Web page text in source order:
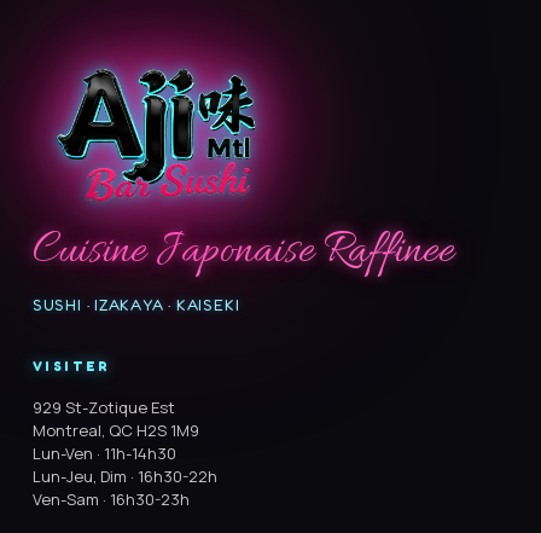
Cuisine Japonaise Raffinee
SUSHI · IZAKAYA · KAISEKI
VISITER
929 St-Zotique Est
Montreal, QC H2S 1M9
Lun-Ven · 11h-14h30
Lun-Jeu, Dim · 16h30-22h
Ven-Sam · 16h30-23h